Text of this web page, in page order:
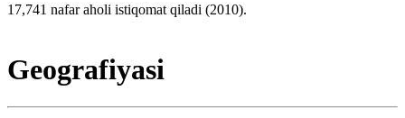
17,741 nafar aholi istiqomat qiladi (2010).
Geografiyasi